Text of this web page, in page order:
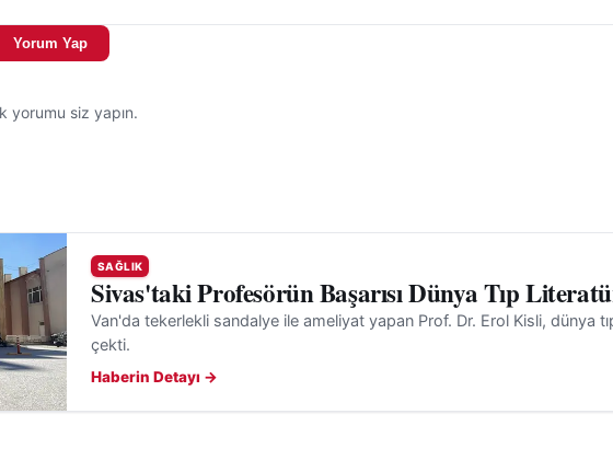
Yorum Yap
yorumu siz yapın.
SAĞLIK
Sivas'taki Profesörün Başarısı Dünya Tıp
Van'da tekerlekli sandalye ile ameliyat yapan Prof. Dr. Erol Kisli, dünya
çekti.
Haberin Detayı →